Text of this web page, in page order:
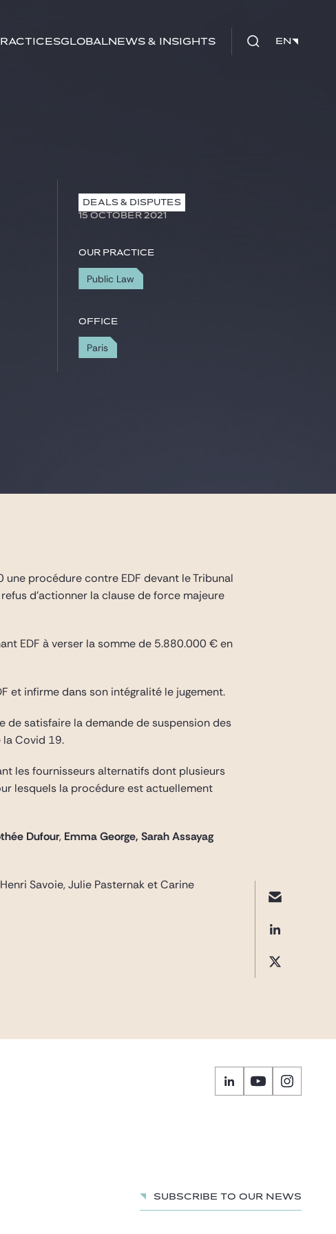
GlobalNews & Insights EN
EN
DEALS & DISPUTES
15 OCTOBER 2021
Our practice
Public Law
Office
Paris
procédure contre EDF devant le Tribunal
d’actionner la clause de force majeure
EDF à verser la somme de 5.880.000 € en
et infirme dans son intégralité le jugement.
de satisfaire la demande de suspension des
la Covid 19.
les fournisseurs alternatifs dont plusieurs
lesquels la procédure est actuellement
Dufour, Emma George, Sarah Assayag
Savoie, Julie Pasternak et Carine
Subscribe to our news